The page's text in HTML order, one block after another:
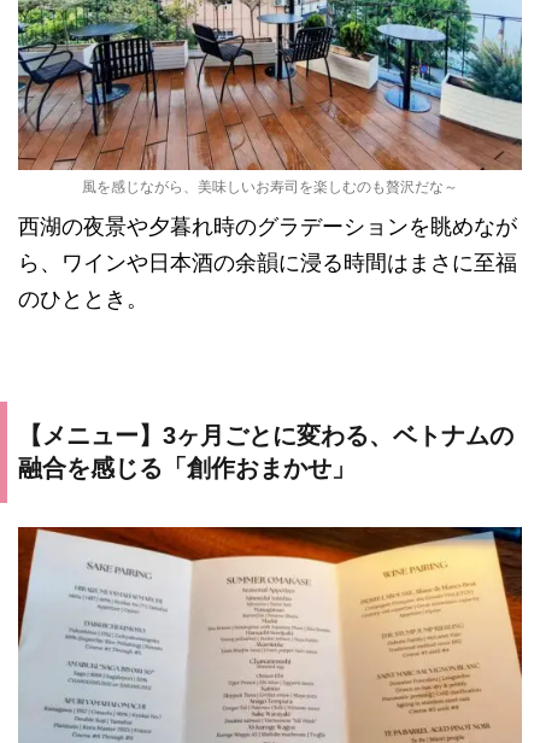
風を感じながら、美味しいお寿司を楽しむのも贅沢だな～
西湖の夜景や夕暮れ時のグラデーションを眺めなが
ら、ワインや日本酒の余韻に浸る時間はまさに至福
のひととき。
【メニュー】3ヶ月ごとに変わる、ベトナムの
融合を感じる「創作おまかせ」